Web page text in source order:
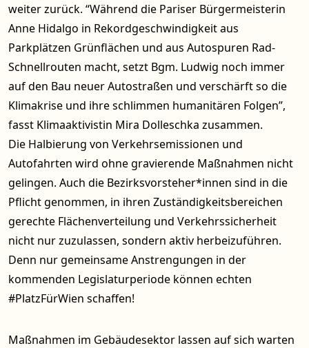
weiter zurück. “Während die Pariser Bürgermeisterin
Anne Hidalgo in Rekordgeschwindigkeit aus
Parkplätzen Grünflächen und aus Autospuren Rad-
Schnellrouten macht, setzt Bgm. Ludwig noch immer
auf den Bau neuer Autostraßen und verschärft so die
Klimakrise und ihre schlimmen humanitären Folgen”,
fasst Klimaaktivistin Mira Dolleschka zusammen.
Die Halbierung von Verkehrsemissionen und
Autofahrten wird ohne gravierende Maßnahmen nicht
gelingen. Auch die Bezirksvorsteher*innen sind in die
Pflicht genommen, in ihren Zuständigkeitsbereichen
gerechte Flächenverteilung und Verkehrssicherheit
nicht nur zuzulassen, sondern aktiv herbeizuführen.
Denn nur gemeinsame Anstrengungen in der
kommenden Legislaturperiode können echten
#PlatzFürWien schaffen!
Maßnahmen im Gebäudesektor lassen auf sich warten